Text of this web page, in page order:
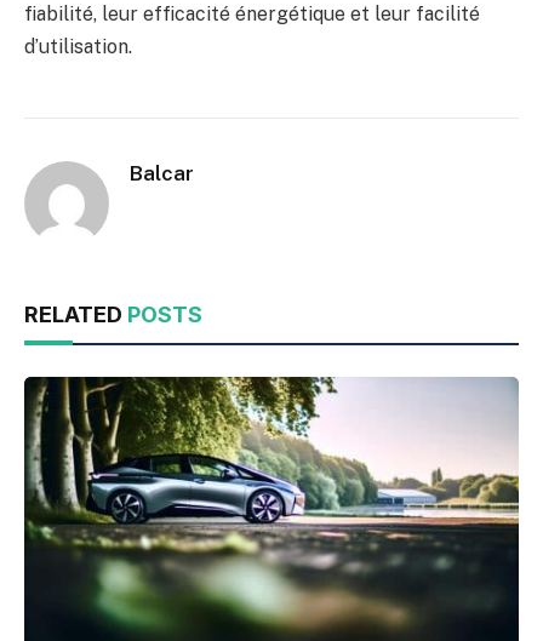
fiabilité, leur efficacité énergétique et leur facilité
d’utilisation.
Balcar
RELATED POSTS